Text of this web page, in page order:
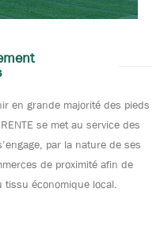
en grande majorité des pieds
se met au service des
par la nature de ses
de proximité afin de
économique local.